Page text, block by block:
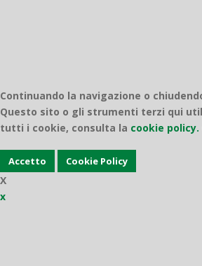
Continuando la navigazione o
Questo sito o gli strumenti terzi qui
tutti i cookie, consulta la cookie policy.
Accetto Cookie Policy
X
x